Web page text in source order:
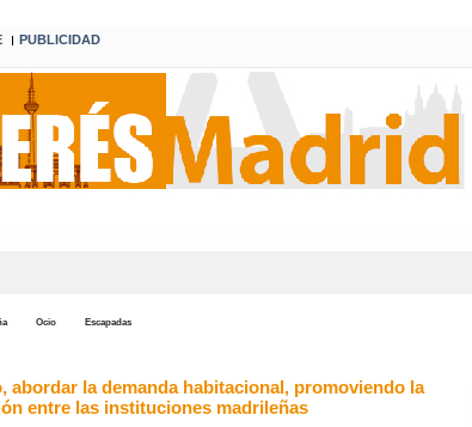
I PUBLICIDAD
Ocio Escapadas
abordar la demanda habitacional, promoviendo la
entre las instituciones madrileñas